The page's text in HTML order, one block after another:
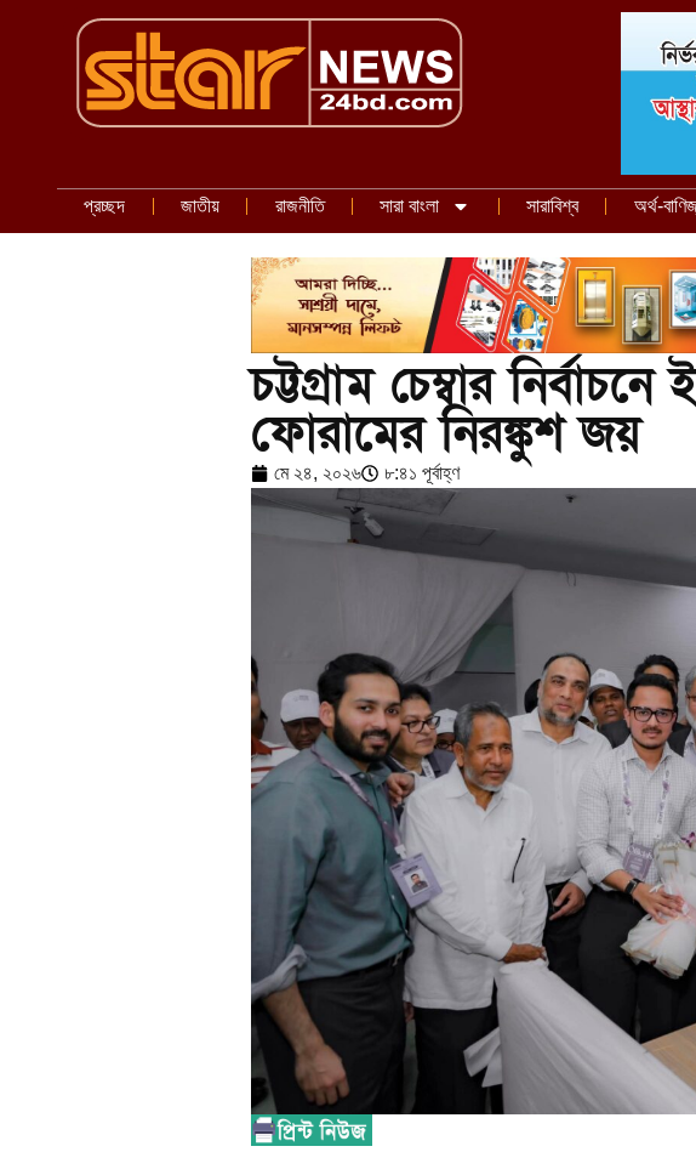
প্রচ্ছদ জাতীয় রাজনীতি সারা বাংলা সারাবিশ্ব অর্থ-
চট্টগ্রাম চেম্বার
ফোরামের নিরঙ্কুশ জয়
মে ২৪, ২০২৬ ৮:৪১ পূর্বাহ্ণ